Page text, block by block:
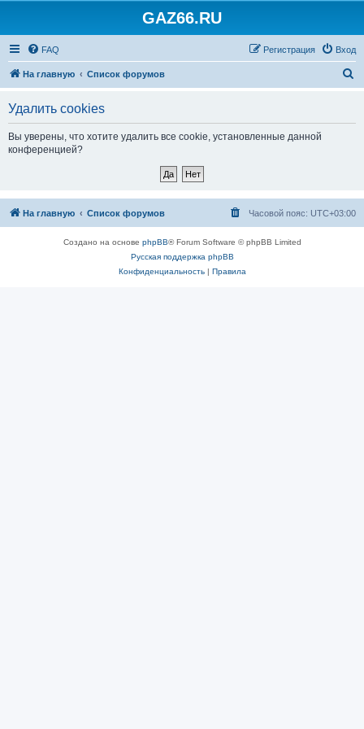
GAZ66.RU
FAQ Вход
Регистрация
На главную Список форумов
Удалить cookies
Вы уверены, что хотите удалить все cookie, установленные данной
конференцией?
На главную Список форумов Часовой пояс: UTC+03:00
Создано на основе phpBB® Forum Software © phpBB Limited
Русская поддержка phpBB
Конфиденциальность| Правила